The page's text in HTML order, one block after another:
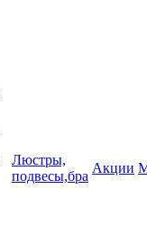
Люстры,
подвесы,бра
Акции